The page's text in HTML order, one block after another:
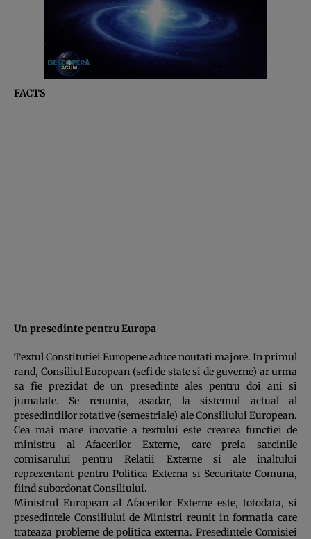
FACTS
Un presedinte pentru Europa
Textul Constitutiei Europene aduce noutati majore. In primul
rand, Consiliul European (sefi de state si de guverne) ar urma
sa fie prezidat de un presedinte ales pentru doi ani si
jumatate. Se renunta, asadar, la sistemul actual al
presedintiilor rotative (semestriale) ale Consiliului European.
Cea mai mare inovatie a textului este crearea functiei de
ministru al Afacerilor Externe, care preia sarcinile
comisarului pentru Relatii Externe si ale inaltului
reprezentant pentru Politica Externa si Securitate Comuna,
fiind subordonat Consiliului.
Ministrul European al Afacerilor Externe este, totodata, si
presedintele Consiliului de Ministri reunit in formatia care
trateaza probleme de politica externa. Presedintele Comisiei